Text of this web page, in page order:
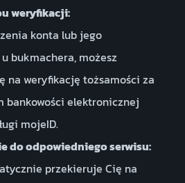
weryfikacji:
konta lub jego
bukmachera, możesz
na weryfikację tożsamości za
bankowości elektronicznej
mojeID.
do odpowiedniego serwisu:
przekieruje Cię na